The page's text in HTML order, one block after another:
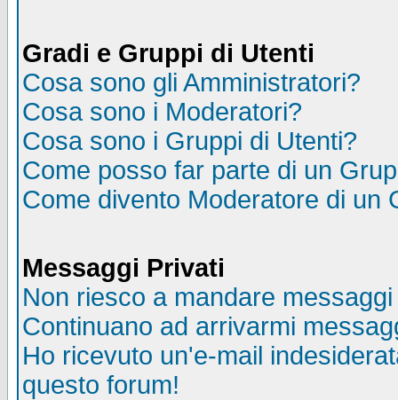
Gradi e Gruppi di Utenti
Cosa sono gli Amministratori?
Cosa sono i Moderatori?
Cosa sono i Gruppi di Utenti?
Come posso far parte di un
Come divento Moderatore di un
Messaggi Privati
Non riesco a mandare
Continuano ad arrivarmi
Ho ricevuto un'e-mail
questo forum!